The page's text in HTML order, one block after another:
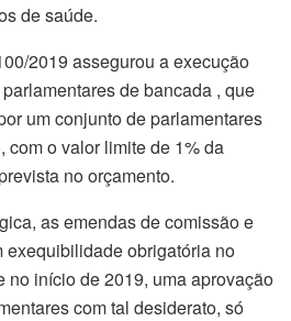
de saúde.
2019 assegurou a execução
de bancada , que
um conjunto de parlamentares
com o valor limite de 1% da
no orçamento.
as emendas de comissão e
exequibilidade obrigatória no
no início de 2019, uma aprovação
com tal desiderato, só